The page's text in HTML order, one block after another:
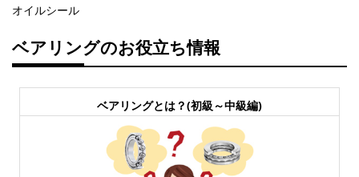
オイルシール
ベアリングのお役立ち情報
ベアリングとは？(初級～中級編)